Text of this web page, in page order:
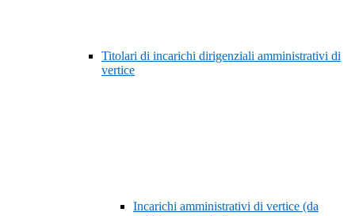
Titolari di incarichi dirigenziali amministrativi di
vertice
Incarichi amministrativi di vertice (da